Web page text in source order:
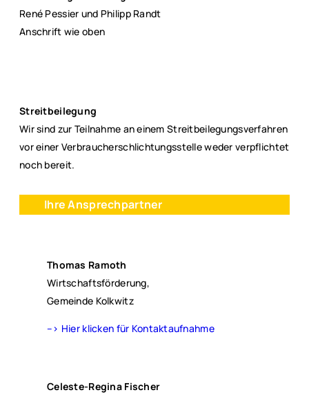
René Pessier und Philipp Randt
Anschrift wie oben
Streitbeilegung
Wir sind zur Teilnahme an einem Streitbeilegungsverfahren
vor einer Verbraucherschlichtungsstelle weder verpflichtet
noch bereit.
Ihre Ansprechpartner
Thomas Ramoth
Wirtschaftsförderung,
Gemeinde Kolkwitz
–> Hier klicken für Kontaktaufnahme
Celeste-Regina Fischer